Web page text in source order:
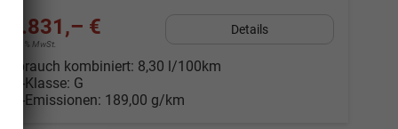
50.831,– €
incl. 19% MwSt.
Details
Verbrauch kombiniert: 8,30 l/100km
-Klasse: G
-Emissionen: 189,00 g/km